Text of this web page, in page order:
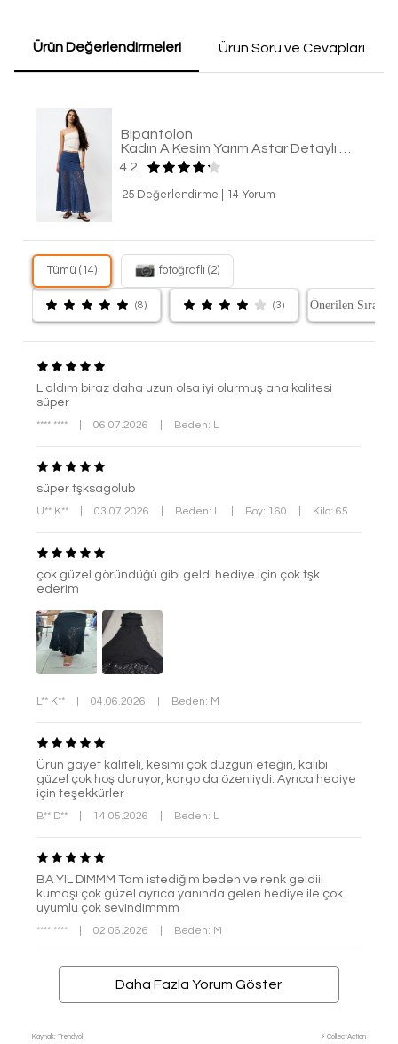
Ürün Değerlendirmeleri Ürün Soru ve Cevapları
Bipantolon
4.2
25 Değerlendirme 14 Yorum
Tümü (14) fotoğraflı (2)
(8) (3)
L aldım biraz daha uzun olsa iyi olurmuş ana kalitesi
süper
**** **** 06.07.2026 Beden: L
süper tşksagolub
Ü** K** 03.07.2026 Beden: L Boy: 160 Kilo: 65
çok güzel göründüğü gibi geldi hediye için çok tşk
ederim
L** K** 04.06.2026 Beden: M
Ürün gayet kaliteli, kesimi çok düzgün eteğin, kalıbı
güzel çok hoş duruyor, kargo da özenliydi. Ayrıca hediye
için teşekkürler
B** D** 14.05.2026 Beden: L
BA YIL DIMMM Tam istediğim beden ve renk geldiii
kumaşı çok güzel ayrıca yanında gelen hediye ile çok
uyumlu çok sevindimmm
**** **** 02.06.2026 Beden: M
Daha Fazla Yorum Göster
Kaynak: Trendyol ⚡ CollectAction